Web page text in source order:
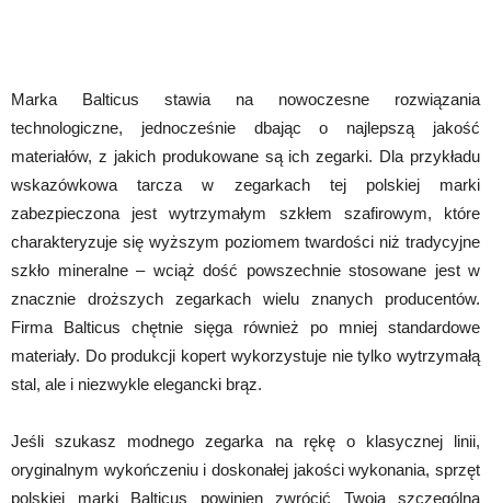
Marka Balticus stawia na nowoczesne rozwiązania
technologiczne, jednocześnie dbając o najlepszą jakość
materiałów, z jakich produkowane są ich zegarki. Dla przykładu
wskazówkowa tarcza w zegarkach tej polskiej marki
zabezpieczona jest wytrzymałym szkłem szafirowym, które
charakteryzuje się wyższym poziomem twardości niż tradycyjne
szkło mineralne – wciąż dość powszechnie stosowane jest w
znacznie droższych zegarkach wielu znanych producentów.
Firma Balticus chętnie sięga również po mniej standardowe
materiały. Do produkcji kopert wykorzystuje nie tylko wytrzymałą
stal, ale i niezwykle elegancki brąz.
Jeśli szukasz modnego zegarka na rękę o klasycznej linii,
oryginalnym wykończeniu i doskonałej jakości wykonania, sprzęt
polskiej marki Balticus powinien zwrócić Twoją szczególną